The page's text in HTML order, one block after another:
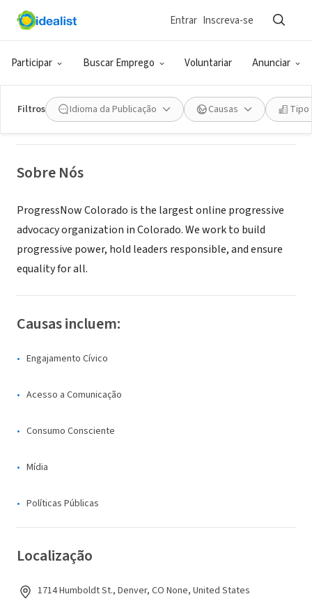
Participar Buscar Emprego Voluntariar Anunciar
Entrar Inscreva-se
Filtros Idioma da Publicação Causas Tipo
ONG (SETOR SOCIAL)
ProgressNow Colorado
Sobre Nós
ProgressNow Colorado is the largest online progressive
advocacy organization in Colorado. We work to build
progressive power, hold leaders responsible, and ensure
equality for all.
Causas incluem:
Engajamento Cívico
Acesso a Comunicação
Consumo Consciente
Mídia
Políticas Públicas
Localização
1714 Humboldt St., Denver, CO None, United States